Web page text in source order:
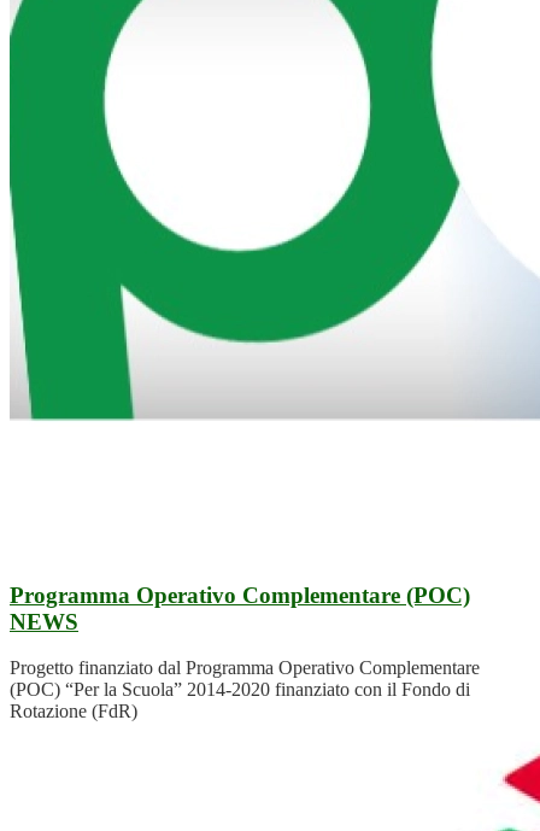
Programma Operativo Complementare (POC)
NEWS
Progetto finanziato dal Programma Operativo Complementare
(POC) “Per la Scuola” 2014-2020 finanziato con il Fondo di
Rotazione (FdR)